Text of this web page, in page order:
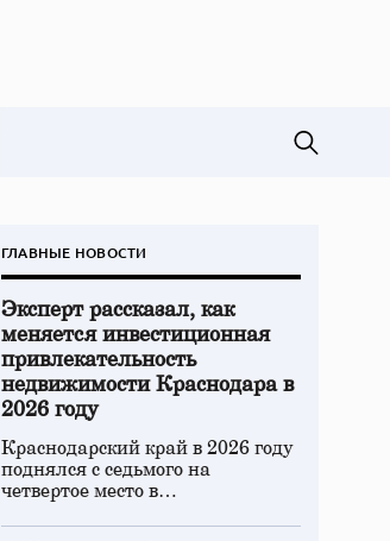
ГЛАВНЫЕ НОВОСТИ
Эксперт рассказал, как
меняется инвестиционная
привлекательность
недвижимости Краснодара в
2026 году
Краснодарский край в 2026 году
поднялся с седьмого на
четвертое место в…